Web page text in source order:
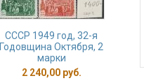
СССР 1949 год, 32-я
Годовщина Октября, 2
марки
2 240,00 руб.